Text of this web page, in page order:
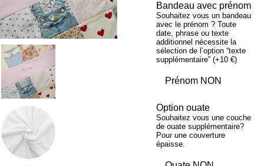
Bandeau avec prénom
Souhaitez vous un bandeau
avec le prénom ? Toute
date, phrase ou texte
additionnel nécessite la
sélection de l’option “texte
supplémentaire” (+10 €)
Option ouate
Souhaitez vous une couche
de ouate supplémentaire?
Pour une couverture
épaisse.